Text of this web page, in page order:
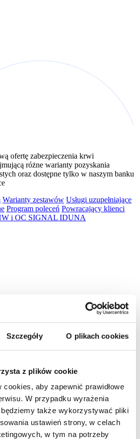
Szczegóły O plikach cookies
z plików cookie
aby zapewnić prawidłowe
W przypadku wyrażenia
także wykorzystywać pliki
ustawień strony, w celach
w tym na potrzeby
ofertę zabezpieczenia krwi
różne warianty pozyskania
oraz dostępne tylko w naszym banku
Warianty zestawów Usługi uzupełniające
Program poleceń Powracający klienci
i OC SIGNAL IDUNA